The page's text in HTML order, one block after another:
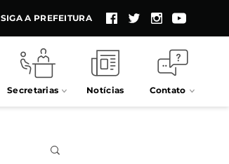
SIGA A PREFEITURA
Secretarias Notícias Contato